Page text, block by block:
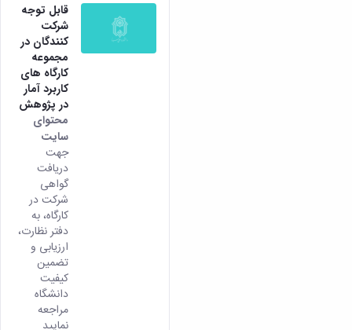
قابل توجه
شرکت
کنندگان در
مجموعه
کارگاه های
کاربرد آمار
در پژوهش
محتوای
سایت
جهت
دریافت
گواهی
شرکت در
کارگاه، به
دفتر نظارت،‌
ارزیابی و
تضمین
کیفیت
دانشگاه
مراجعه
نمایید